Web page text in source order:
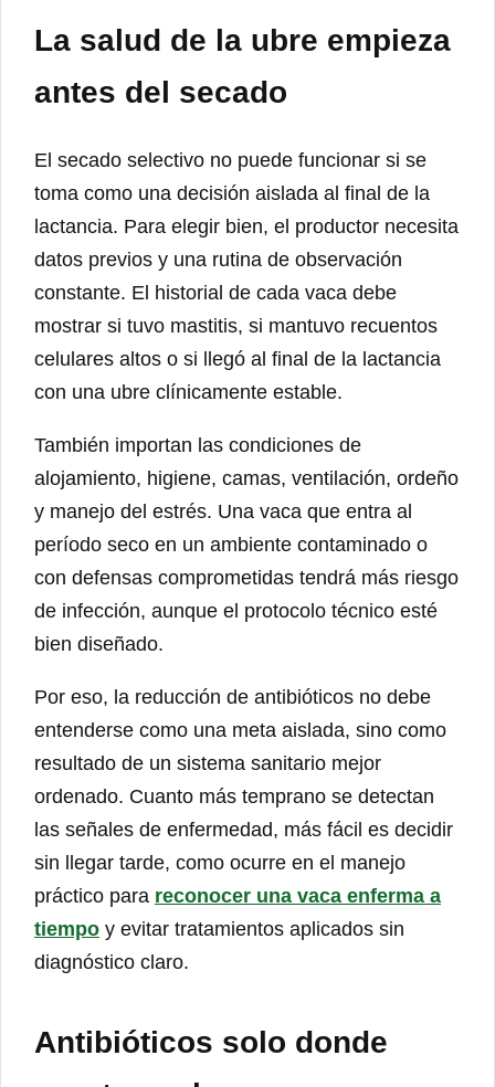
La salud de la ubre empieza
antes del secado
El secado selectivo no puede funcionar si se
toma como una decisión aislada al final de la
lactancia. Para elegir bien, el productor necesita
datos previos y una rutina de observación
constante. El historial de cada vaca debe
mostrar si tuvo mastitis, si mantuvo recuentos
celulares altos o si llegó al final de la lactancia
con una ubre clínicamente estable.
También importan las condiciones de
alojamiento, higiene, camas, ventilación, ordeño
y manejo del estrés. Una vaca que entra al
período seco en un ambiente contaminado o
con defensas comprometidas tendrá más riesgo
de infección, aunque el protocolo técnico esté
bien diseñado.
Por eso, la reducción de antibióticos no debe
entenderse como una meta aislada, sino como
resultado de un sistema sanitario mejor
ordenado. Cuanto más temprano se detectan
las señales de enfermedad, más fácil es decidir
sin llegar tarde, como ocurre en el manejo
práctico para reconocer una vaca enferma a
tiempo y evitar tratamientos aplicados sin
diagnóstico claro.
Antibióticos solo donde